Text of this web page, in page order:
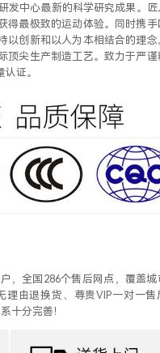
发中心最新的科学研究成果。匠
得最极致的运动体验。同时携手
以创新和以人为本相结合的理念
顶尖生产制造工艺。致力于严谨
证。
，全国 286个售后网点，覆盖城
理由退换货、尊贵VIP一对一售
十分完善！